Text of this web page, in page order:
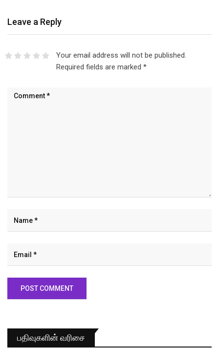
Leave a Reply
Your email address will not be published.
Required fields are marked *
பதிவுகளின் வரிசை